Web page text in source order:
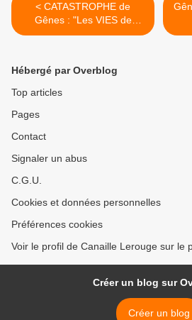
< CATASTROPHE de
Gênes : "Les VIES de
TOUS, Les PROFITS de
Hébergé par Overblog
Top articles
Pages
Contact
Signaler un abus
C.G.U.
Cookies et données personnelles
Préférences cookies
Voir le profil de Canaille Lerouge sur le
Créer un blog sur
Créer un blog